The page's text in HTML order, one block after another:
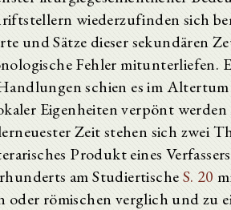
wiederzufinden sich
und Sätze dieser sekundären
Fehler mitunterliefen.
schien es im
Eigenheiten verpönt
Zeit stehen sich zwei
Produkt eines
am StudiertischeS. 20
oder römischen verglich und zu